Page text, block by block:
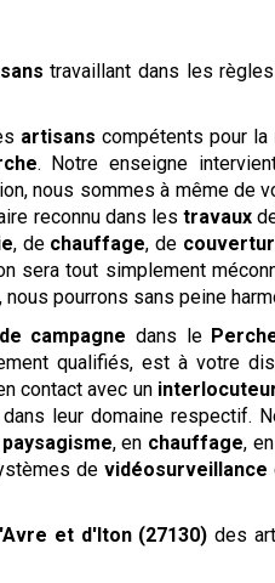
travaillant dans les
artisans compétents pour la
. Notre enseigne
nous sommes à même
reconnu dans les travaux
, de chauffage, de
sera tout simplement
pourrons sans peine
campagne dans le
qualifiés, est à votre
contact avec un
leur domaine respectif.
paysagisme, en chauffage, en
de vidéosurveillance
et d'Iton (27130) des